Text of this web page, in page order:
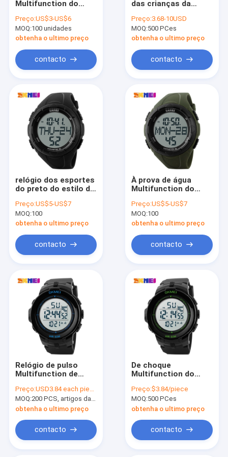
Relógios análogos de quartzo
Relógios do quartzo das mulheres
Relógio de aço inoxidável de quartzo
Multifunction do
de hora em hora
verde com alarme
diário
Preço:US$3-US$6
MOQ:100 unidades
obtenha o ultimo preço
contacto
das crianças da
níquel alaranjado
plástico do ABS livre
Preço:3.68-10USD
MOQ:500 PCes
obtenha o ultimo preço
contacto
relógio dos esportes
do preto do estilo do
homens running do
esporte
Preço:US$5-US$7
MOQ:100
obtenha o ultimo preço
contacto
À prova de água
Multifunction do
exército do relógio
do esporte dos
números grandes da
Preço:US$5-US$7
MOQ:100
obtenha o ultimo preço
contacto
Relógio de pulso
Multifunction de
do seletor com
alarme diário da
correia do plutônio
Preço:USD3.84 each piece
MOQ:200 PCS, artigos da mistura
obtenha o ultimo preço
contacto
De choque
Multifunction do
caixa do metal
relógio de pulso
resistente
Preço:$3.84/piece
MOQ:500 PCes
obtenha o ultimo preço
contacto